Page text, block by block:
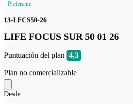
Preferente
13-LFCS50-26
LIFE FOCUS SUR 50 01 26
Puntuación del plan 4,3
Plan no comercializable
Desde